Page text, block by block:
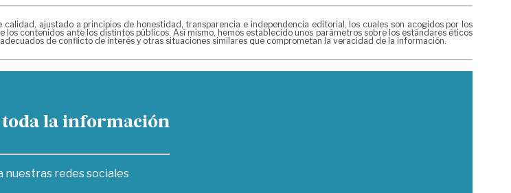
calidad, ajustado a principios de honestidad, transparencia e independencia editorial, los cuales son acogidos por los
contenidos ante los distintos públicos. Así mismo, hemos establecido unos parámetros sobre los estándares éticos
de conflicto de interés y otras situaciones similares que comprometan la veracidad de la información.
toda la información
nuestras redes sociales